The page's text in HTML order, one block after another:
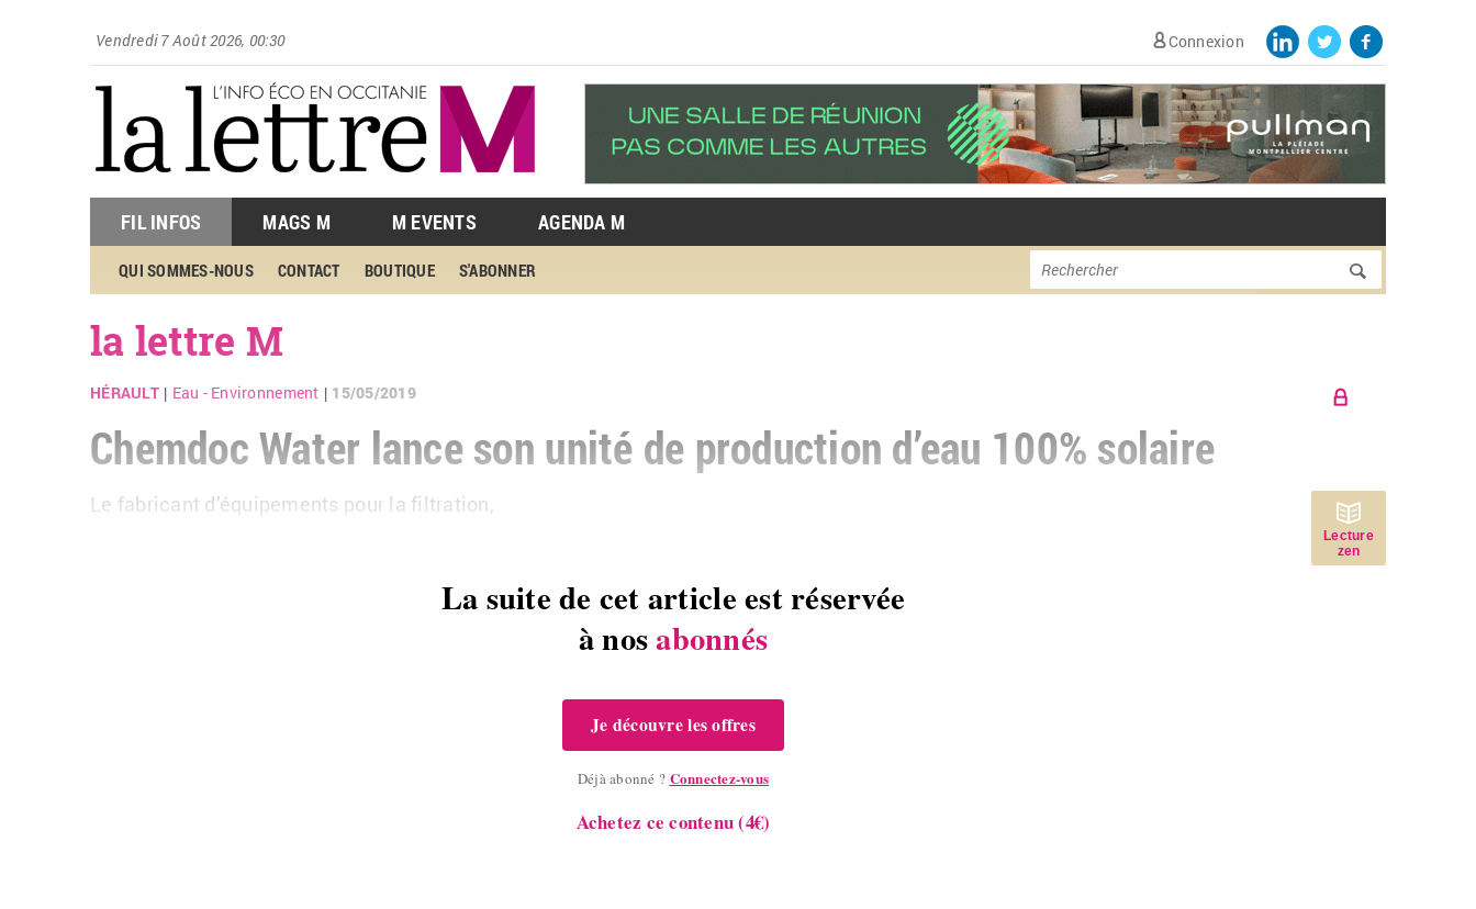
Vendredi 7 Août 2026, 00:30 Connexion
FIL INFOS MAGS M M EVENTS AGENDA M
QUI SOMMES-NOUS CONTACT BOUTIQUE S'ABONNER Formulaire de
Rechercher
la lettre M
HÉRAULT| Eau - Environnement 15/05/2019
Chemdoc Water lance son unité de production d’eau 100% solaire
Le fa­bri­cant d’équi­pe­ments pour la fil­tra­tion,
La suite de cet article est réservée
à nosabonnés
Je découvre les offres
Déjà abonné ? Connectez-vous
Achetez ce contenu (4€)
Lecture
zen